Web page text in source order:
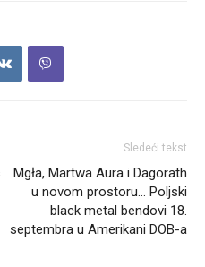
Sledeći tekst
Mgła, Martwa Aura i Dagorath
u novom prostoru… Poljski
black metal bendovi 18.
septembra u Amerikani DOB-a